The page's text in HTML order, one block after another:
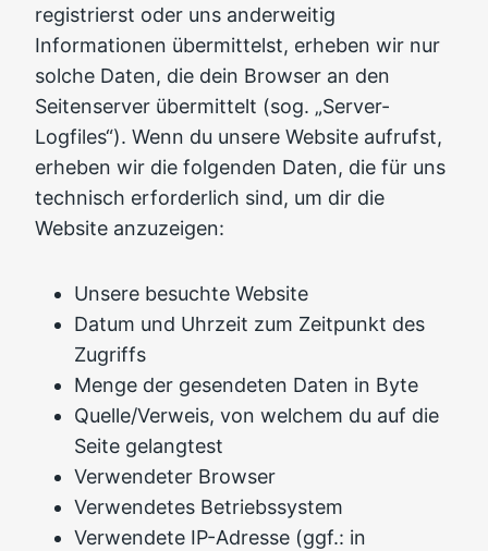
registrierst oder uns anderweitig
Informationen übermittelst, erheben wir nur
solche Daten, die dein Browser an den
Seitenserver übermittelt (sog. „Server-
Logfiles“). Wenn du unsere Website aufrufst,
erheben wir die folgenden Daten, die für uns
technisch erforderlich sind, um dir die
Website anzuzeigen:
Unsere besuchte Website
Datum und Uhrzeit zum Zeitpunkt des
Zugriffs
Menge der gesendeten Daten in Byte
Quelle/Verweis, von welchem du auf die
Seite gelangtest
Verwendeter Browser
Verwendetes Betriebssystem
Verwendete IP-Adresse (ggf.: in